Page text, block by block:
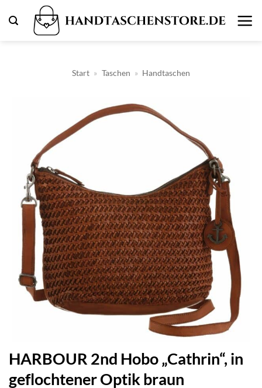
Inhalt
Start » Taschen » Handtaschen
HARBOUR 2nd Hobo „Cathrin“, in
geflochtener Optik braun